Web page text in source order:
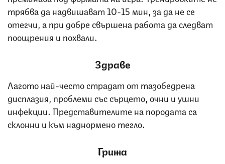
трябва да надвишават 10-15 мин, за да не се
отегчи, а при добре свършена работа да следват
поощрения и похвали.
Здраве
Лагото най-често страдат от тазобедрена
дисплазия, проблеми със сърцето, очни и ушни
инфекции. Представителите на породата са
склонни и към наднормено тегло.
Грижа